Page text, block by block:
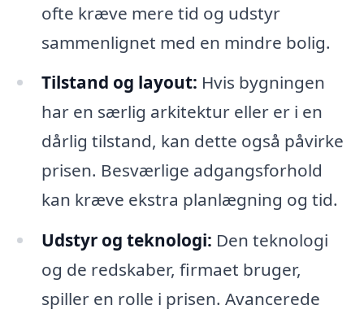
ofte kræve mere tid og udstyr
sammenlignet med en mindre bolig.
Tilstand og layout: Hvis bygningen
har en særlig arkitektur eller er i en
dårlig tilstand, kan dette også påvirke
prisen. Besværlige adgangsforhold
kan kræve ekstra planlægning og tid.
Udstyr og teknologi: Den teknologi
og de redskaber, firmaet bruger,
spiller en rolle i prisen. Avancerede